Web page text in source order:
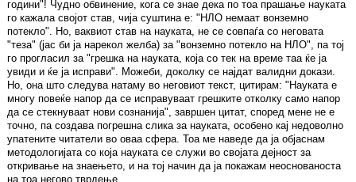
години"! Чудно обвинение, кога се знае дека по тоа прашање науката
го кажала својот став, чија суштина е: "НЛО немаат вонземно
потекло". Но, ваквиот став на науката, не се совпаѓа со неговата
"теза" (јас би ја нарекол желба) за "вонземно потекло на НЛО", па тој
го прогласил за "грешка на науката, која со тек на време таа ќе ја
увиди и ќе ја исправи". Можеби, доколку се најдат валидни докази.
Но, она што следува натаму во неговиот текст, цитирам: "Науката е
многу повеќе напор да се исправуваат грешките отколку само напор
да се стекнуваат нови сознанија", завршен цитат, според мене не е
точно, па создава погрешна слика за науката, особено кај недоволно
упатените читатели во оваа сфера. Тоа ме наведе да ја објаснам
методологијата со која науката се служи во својата дејност за
откривање на знаењето, и на тој начин да ја покажам неоснованоста
на тоа негово тврдење.